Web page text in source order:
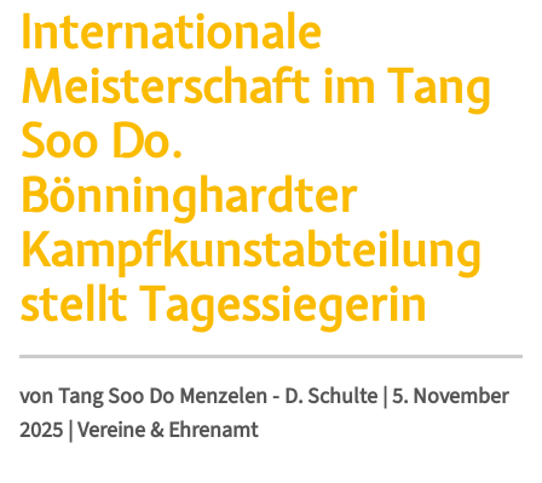
Internationale
Meisterschaft im Tang
Soo Do.
Bönninghardter
Kampfkunstabteilung
stellt Tagessiegerin
vonTang Soo Do Menzelen - D. Schulte| 5. November
2025| Vereine & Ehrenamt